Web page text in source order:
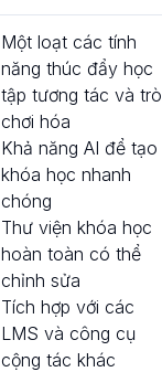
Một loạt các tính
năng thúc đẩy học
tập tương tác và trò
chơi hóa
Khả năng AI để tạo
khóa học nhanh
chóng
Thư viện khóa học
hoàn toàn có thể
chỉnh sửa
Tích hợp với các
LMS và công cụ
cộng tác khác